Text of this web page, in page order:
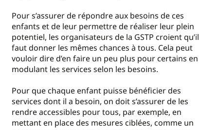
Pour s’assurer de répondre aux besoins de ces
enfants et de leur permettre de réaliser leur plein
potentiel, les organisateurs de la GSTP croient qu’il
faut donner les mêmes chances à tous. Cela peut
vouloir dire d’en faire un peu plus pour certains en
modulant les services selon les besoins.
Pour que chaque enfant puisse bénéficier des
services dont il a besoin, on doit s’assurer de les
rendre accessibles pour tous, par exemple, en
mettant en place des mesures ciblées, comme un